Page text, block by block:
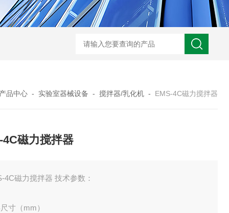
产品中心 - 实验室器械设备 - 搅拌器/乳化机 - EMS-4C磁力搅拌器
4C磁力搅拌器
4C磁力搅拌器 技术参数：
寸（mm）